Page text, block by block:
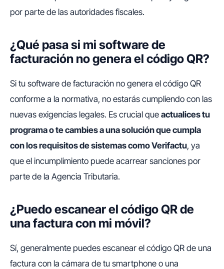
por parte de las autoridades fiscales.
¿Qué pasa si mi software de
facturación no genera el código QR?
Si tu software de facturación no genera el código QR
conforme a la normativa, no estarás cumpliendo con las
nuevas exigencias legales. Es crucial que actualices tu
programa o te cambies a una solución que cumpla
con los requisitos de sistemas como Verifactu, ya
que el incumplimiento puede acarrear sanciones por
parte de la Agencia Tributaria.
¿Puedo escanear el código QR de
una factura con mi móvil?
Sí, generalmente puedes escanear el código QR de una
factura con la cámara de tu smartphone o una